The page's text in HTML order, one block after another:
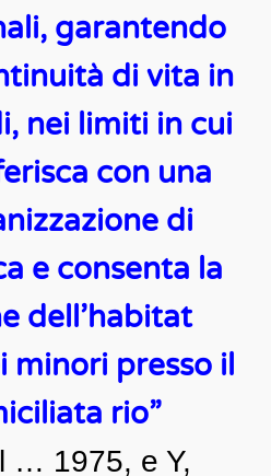
garantendo
di vita in
nei limiti in cui
con una
di
e consenta la
dell’habitat
minori presso il
rio”
… 1975, e Y,